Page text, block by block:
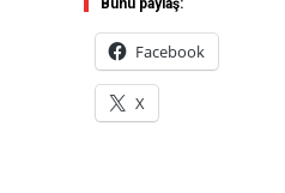
Bunu paylaş:
Facebook
X